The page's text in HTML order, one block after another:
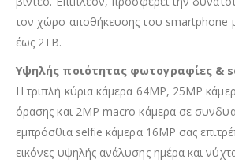
τον χώρο αποθήκευσης του smartphone
έως 2TB.
Υψηλής ποιότητας φωτογραφίες &
Η τριπλή κύρια κάμερα 64MP, 25MP
όρασης και 2MP macro κάμερα σε
εμπρόσθια selfie κάμερα 16MP σας
εικόνες υψηλής ανάλυσης ημέρα και